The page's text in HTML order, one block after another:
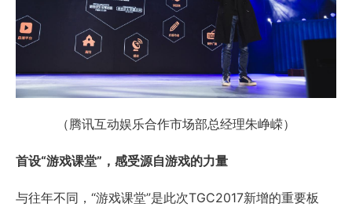
（腾讯互动娱乐合作市场部总经理朱峥嵘）
首设“游戏课堂”，感受源自游戏的力量
与往年不同，“游戏课堂”是此次TGC2017新增的重要板